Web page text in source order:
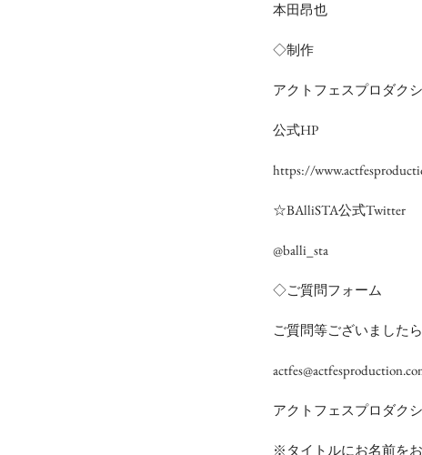
本田昂也
◇制作
アクトフェスプロダク
公式HP
https://
☆BAlliSTA公式Twitter
@balli_sta
◇ご質問フォーム
ご質問等ございました
アクトフェスプロダク
※タイトルにお名前をお